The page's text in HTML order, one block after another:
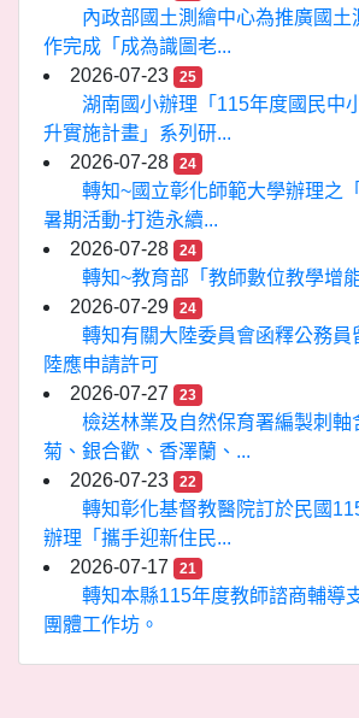
內政部國土測繪中心為推廣國土
作完成「成為識圖老...
2026-07-23
25
湖南國小辦理「115年度國民中
升實施計畫」系列研...
2026-07-28
24
轉知~國立彰化師範大學辦理之
暑期活動-打造永續...
2026-07-28
24
轉知~教育部「教師數位教學增
2026-07-29
24
轉知有關大陸委員會函釋公務員
陸應申請許可
2026-07-27
23
檢送林業及自然保育署編製刺軸
菊、銀合歡、香澤蘭、...
2026-07-23
22
轉知彰化基督教醫院訂於民國
辦理「攜手迎新住民...
2026-07-17
21
轉知本縣115年度教師諮商輔導
團體工作坊。